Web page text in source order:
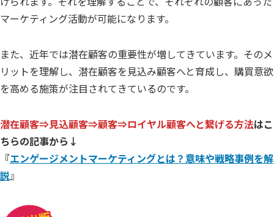
マーケティング活動が可能になります。
また、近年では潜在顧客の重要性が増してきています。そのメ
リットを理解し、潜在顧客を見込み顧客へと育成し、購買意欲
を高める施策が注目されてきているのです。
潜在顧客⇒見込顧客⇒顧客⇒ロイヤル顧客へと繋げる方法はこ
ちらの記事から↓
『エンゲージメントマーケティングとは？意味や戦略事例を解
説』